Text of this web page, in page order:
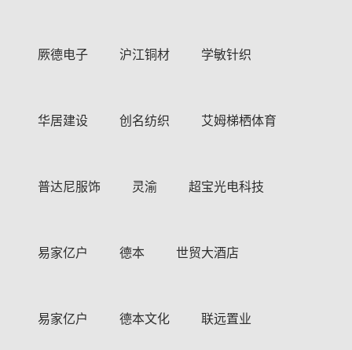
厥德电子 沪江铜材 学敏针织
华居建设 创名纺织 艾姆梯栖体育
普达尼服饰 灵渝 超宝光电科技
易家亿户 德本 世贸大酒店
易家亿户 德本文化 联远置业